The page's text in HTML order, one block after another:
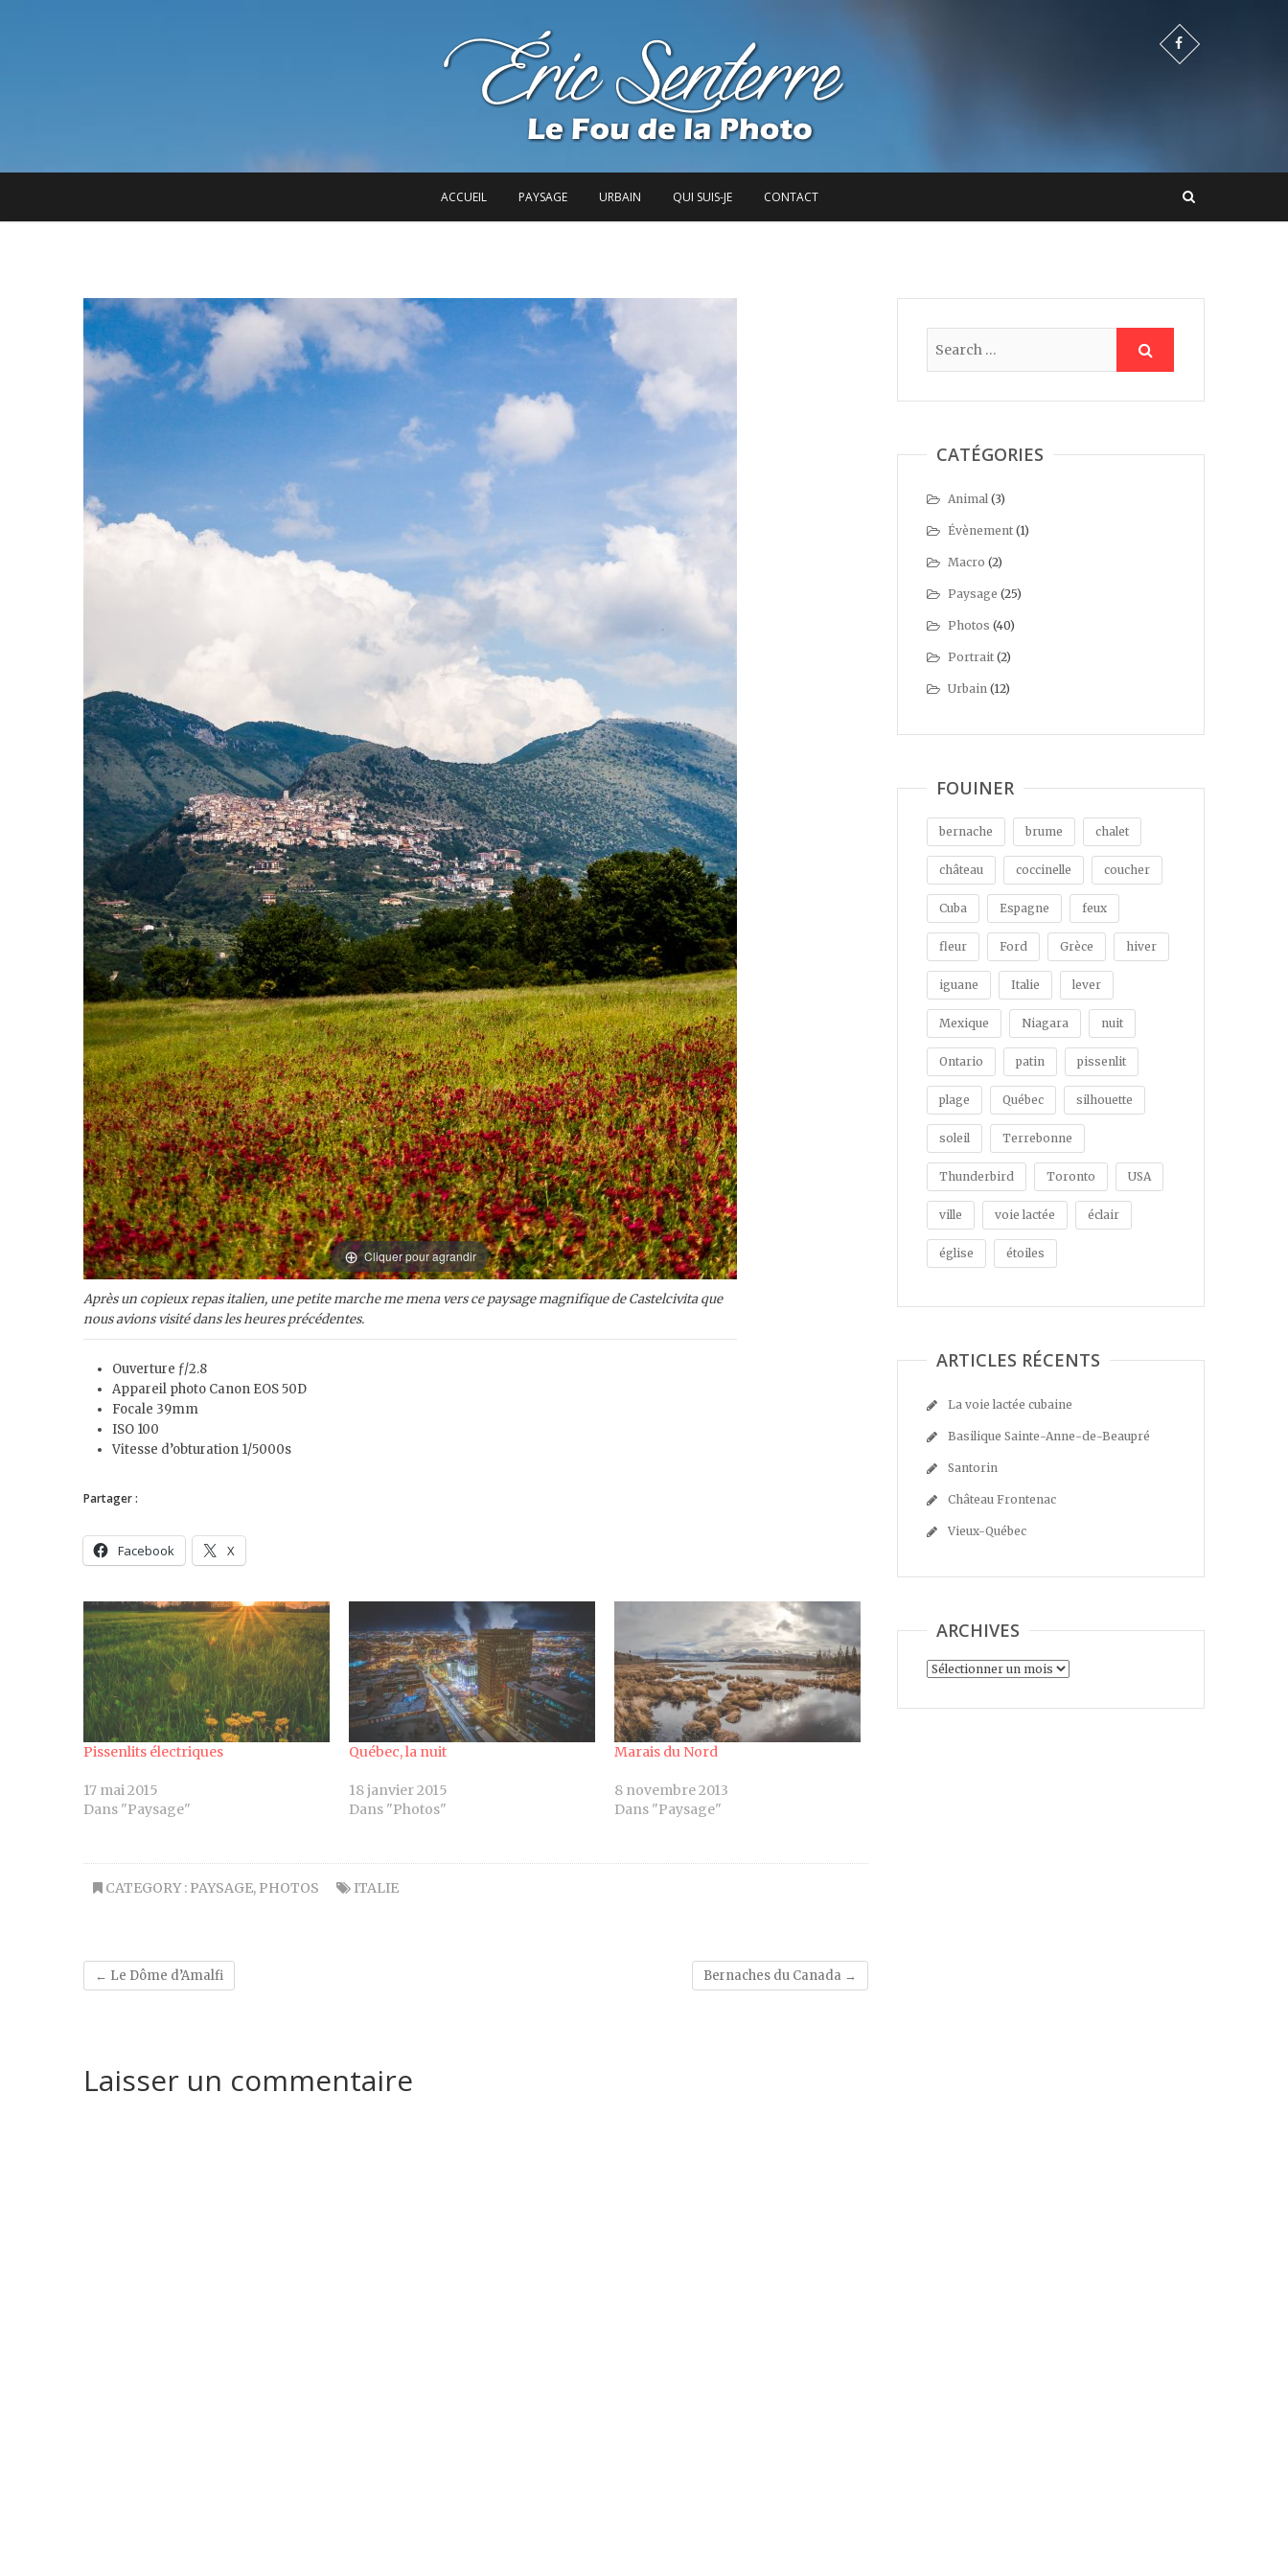
ACCUEIL PAYSAGE URBAIN QUI SUIS-JE CONTACT
Cliquer pour agrandir
Après un copieux repas italien, une petite marche me mena vers ce paysage magnifique de Castelcivita que
nous avions visité dans les heures précédentes.
Ouverture ƒ/2.8
Appareil photo Canon EOS 50D
Focale 39mm
ISO 100
Vitesse d’obturation 1/5000s
Partager :
Facebook X
Pissenlits électriques
17 mai 2015
Dans "Paysage"
Québec, la nuit
18 janvier 2015
Dans "Photos"
Marais du Nord
8 novembre 2013
Dans "Paysage"
CATEGORY : PAYSAGE, PHOTOS ITALIE
← Le Dôme d’Amalfi Bernaches du Canada →
Laisser un commentaire
CATÉGORIES
Animal (3)
Évènement (1)
Macro (2)
Paysage (25)
Photos (40)
Portrait (2)
Urbain (12)
FOUINER
bernache brume chalet
château coccinelle coucher
Cuba Espagne feux
fleur Ford Grèce hiver
iguane Italie lever
Mexique Niagara nuit
Ontario patin pissenlit
plage Québec silhouette
soleil Terrebonne
Thunderbird Toronto USA
ville voie lactée éclair
église étoiles
ARTICLES RÉCENTS
La voie lactée cubaine
Basilique Sainte-Anne-de-Beaupré
Santorin
Château Frontenac
Vieux-Québec
ARCHIVES
Archives